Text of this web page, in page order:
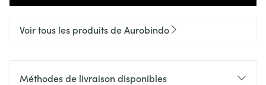
Voir tous les produits de Aurobindo
Méthodes de livraison disponibles